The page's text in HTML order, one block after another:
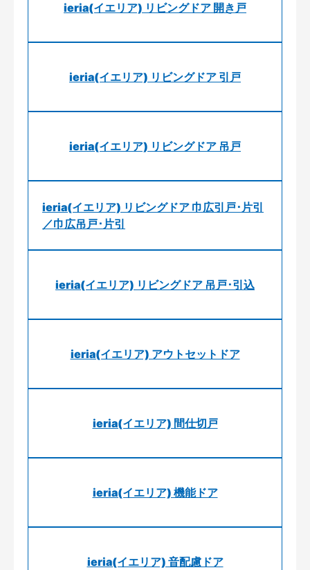
ieria(イエリア) リビングドア 開き戸
ieria(イエリア) リビングドア 引戸
ieria(イエリア) リビングドア 吊戸
ieria(イエリア) リビングドア 巾広引戸･片引
／巾広吊戸･片引
ieria(イエリア) リビングドア 吊戸･引込
ieria(イエリア) アウトセットドア
ieria(イエリア) 間仕切戸
ieria(イエリア) 機能ドア
ieria(イエリア) 音配慮ドア